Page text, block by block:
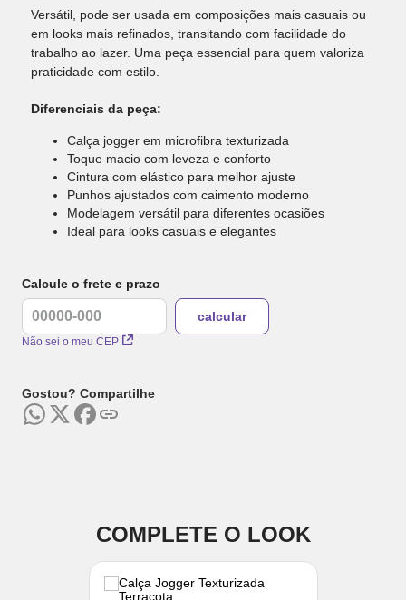
Versátil, pode ser usada em composições mais casuais ou
em looks mais refinados, transitando com facilidade do
trabalho ao lazer. Uma peça essencial para quem valoriza
praticidade com estilo.
Diferenciais da peça:
Calça jogger em microfibra texturizada
Toque macio com leveza e conforto
Cintura com elástico para melhor ajuste
Punhos ajustados com caimento moderno
Modelagem versátil para diferentes ocasiões
Ideal para looks casuais e elegantes
Calcule o frete e prazo
Não sei o meu CEP
Gostou? Compartilhe
COMPLETE O LOOK